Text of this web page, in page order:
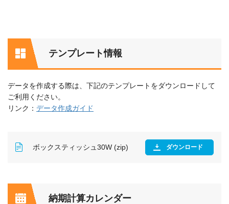
テンプレート情報
データを作成する際は、下記のテンプレートをダウンロードして
ご利用ください。
リンク： データ作成ガイド
ボックスティッシュ30W (zip) ダウンロード
納期計算カレンダー